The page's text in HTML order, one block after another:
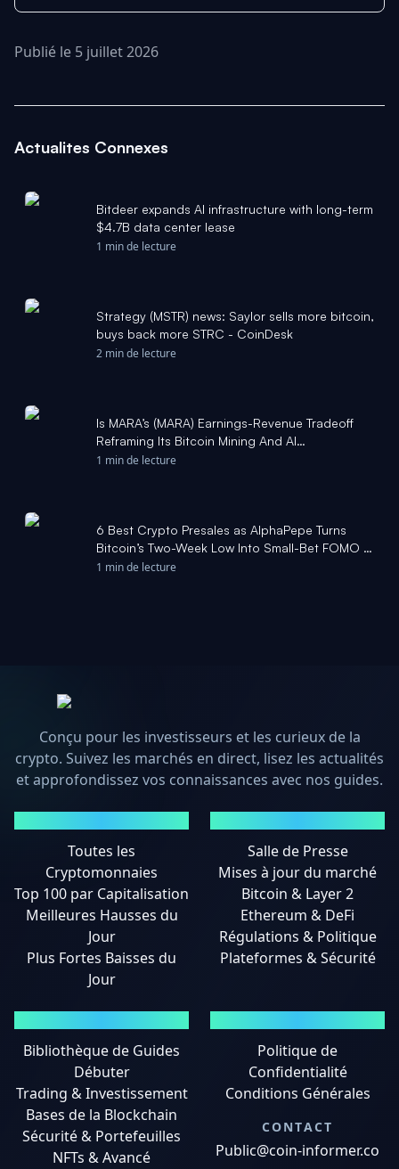
Publié le 5 juillet 2026
Actualites Connexes
Bitdeer expands AI infrastructure with long-term
$4.7B data center lease
1 min de lecture
Strategy (MSTR) news: Saylor sells more bitcoin,
buys back more STRC - CoinDesk
2 min de lecture
Is MARA’s (MARA) Earnings-Revenue Tradeoff
Reframing Its Bitcoin Mining And AI
Infrastructure Story? - Yahoo Finance UK
1 min de lecture
6 Best Crypto Presales as AlphaPepe Turns
Bitcoin’s Two-Week Low Into Small-Bet FOMO -
StreetInsider
1 min de lecture
Conçu pour les investisseurs et les curieux de la
crypto. Suivez les marchés en direct, lisez les actualités
et approfondissez vos connaissances avec nos guides.
Toutes les
Cryptomonnaies
Top 100 par Capitalisation
Meilleures Hausses du
Jour
Plus Fortes Baisses du
Jour
Salle de Presse
Mises à jour du marché
Bitcoin & Layer 2
Ethereum & DeFi
Régulations & Politique
Plateformes & Sécurité
Bibliothèque de Guides
Débuter
Trading & Investissement
Bases de la Blockchain
Sécurité & Portefeuilles
NFTs & Avancé
Politique de
Confidentialité
Conditions Générales
CONTACT
Public@coin-informer.co